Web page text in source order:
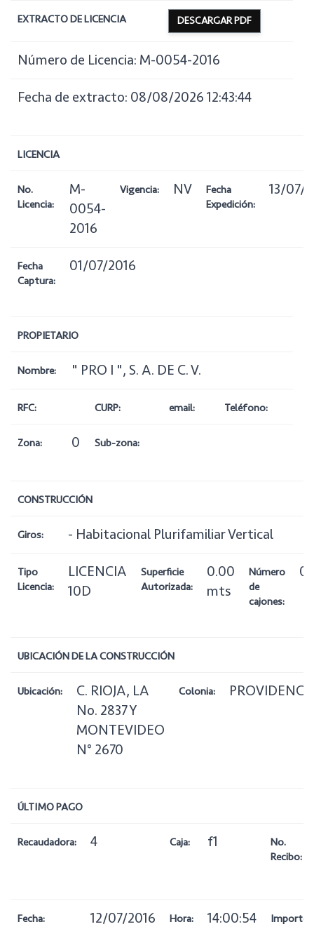
EXTRACTO DE LICENCIA DESCARGAR PDF
Número de Licencia: M-0054-2016
Fecha de extracto: 08/08/2026 12:43:44
LICENCIA
No.
Licencia:
M-
0054-
2016
Vigencia: NV
Fecha
Expedición:
13/07/
Fecha
Captura:
01/07/2016
PROPIETARIO
Nombre: " PRO I ", S. A. DE C. V.
RFC: CURP: email: Teléfono:
Zona: 0 Sub-zona:
CONSTRUCCIÓN
Giros: - Habitacional Plurifamiliar Vertical
Tipo
Licencia:
LICENCIA
10D
Superficie
Autorizada:
0.00
mts
Número
de
cajones:
0
UBICACIÓN DE LA CONSTRUCCIÓN
Ubicación:
C. RIOJA, LA
No. 2837 Y
MONTEVIDEO
N° 2670
Colonia:
ÚLTIMO PAGO
Recaudadora: 4 Caja: f1
No.
Recibo:
Fecha: 12/07/2016 Hora: 14:00:54 Importe: